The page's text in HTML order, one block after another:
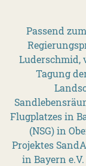
Passend
Luderschmid,
Tagung
Flugplatzes in
(NSG) in
Projektes
in Bayern